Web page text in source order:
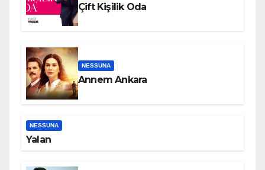
Çift Kişilik Oda
NESSUNA
Annem Ankara
NESSUNA
Yalan